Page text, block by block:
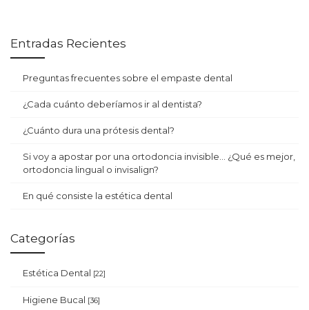
Entradas Recientes
Preguntas frecuentes sobre el empaste dental
¿Cada cuánto deberíamos ir al dentista?
¿Cuánto dura una prótesis dental?
Si voy a apostar por una ortodoncia invisible… ¿Qué es mejor,
ortodoncia lingual o invisalign?
En qué consiste la estética dental
Categorías
Estética Dental [22]
Higiene Bucal [36]